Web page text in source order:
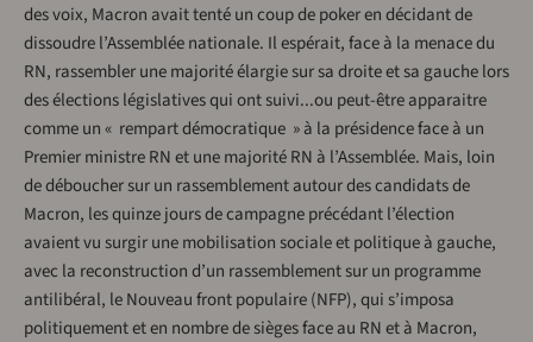
des voix, Macron avait tenté un coup de poker en décidant de
dissoudre l’Assemblée nationale. Il espérait, face à la menace du
RN, rassembler une majorité élargie sur sa droite et sa gauche lors
des élections législatives qui ont suivi...ou peut-être apparaitre
comme un « rempart démocratique » à la présidence face à un
Premier ministre RN et une majorité RN à l’Assemblée. Mais, loin
de déboucher sur un rassemblement autour des candidats de
Macron, les quinze jours de campagne précédant l’élection
avaient vu surgir une mobilisation sociale et politique à gauche,
avec la reconstruction d’un rassemblement sur un programme
antilibéral, le Nouveau front populaire (NFP), qui s’imposa
politiquement et en nombre de sièges face au RN et à Macron,